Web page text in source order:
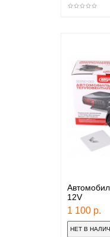
12V
1 100 р.